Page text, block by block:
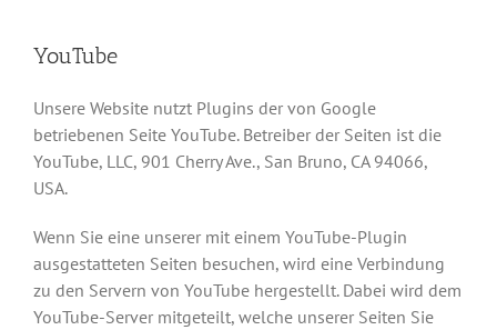
YouTube
Unsere Website nutzt Plugins der von Google
betriebenen Seite YouTube. Betreiber der Seiten ist die
YouTube, LLC, 901 Cherry Ave., San Bruno, CA 94066,
USA.
Wenn Sie eine unserer mit einem YouTube-Plugin
ausgestatteten Seiten besuchen, wird eine Verbindung
zu den Servern von YouTube hergestellt. Dabei wird dem
YouTube-Server mitgeteilt, welche unserer Seiten Sie